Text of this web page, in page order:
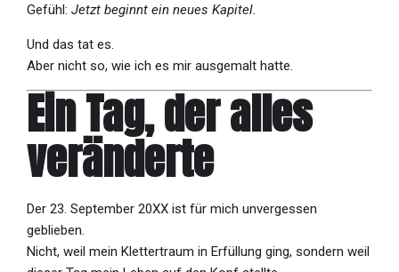
Gefühl: Jetzt beginnt ein neues Kapitel.
Und das tat es.
Aber nicht so, wie ich es mir ausgemalt hatte.
Ein Tag, der alles
veränderte
Der 23. September 20XX ist für mich unvergessen
geblieben.
Nicht, weil mein Klettertraum in Erfüllung ging, sondern weil